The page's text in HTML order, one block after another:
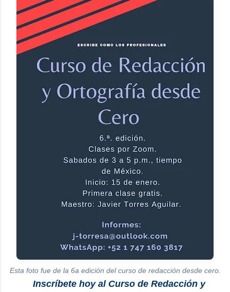
Esta foto fue de la 6a edición del curso de redacción desde cero.
Inscríbete hoy al Curso de Redacción y